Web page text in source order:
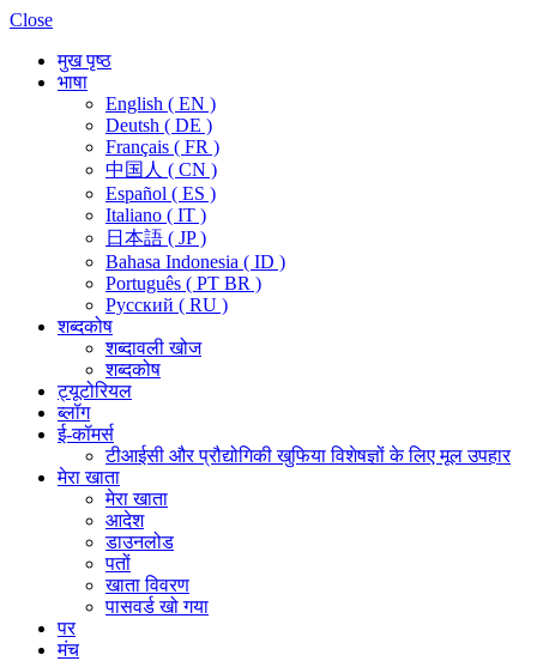
Close
मुख पृष्ठ
भाषा
English ( EN )
Deutsh ( DE )
Français ( FR )
中国人 ( CN )
Español ( ES )
Italiano ( IT )
日本語 ( JP )
Bahasa Indonesia ( ID )
Português ( PT BR )
Pусский ( RU )
शब्दकोष
शब्दावली खोज
शब्दकोष
ट्यूटोरियल
ब्लॉग
ई-कॉमर्स
टीआईसी और प्रौद्योगिकी खुफिया विशेषज्ञों के लिए मूल उपहार
मेरा खाता
मेरा खाता
आदेश
डाउनलोड
पतों
खाता विवरण
पासवर्ड खो गया
पर
मंच